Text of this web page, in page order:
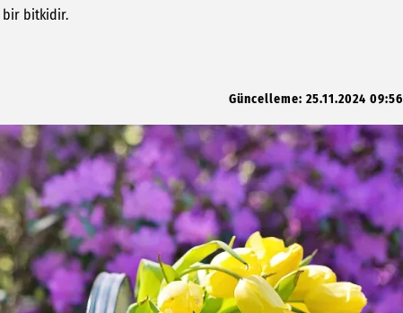
bir bitkidir.
Güncelleme: 25.11.2024 09:56